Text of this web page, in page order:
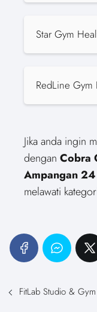
Star Gym
RedLine Gym
Jika anda ingin
dengan Cobra
Ampangan
melawati
FitLab Studio & Gym